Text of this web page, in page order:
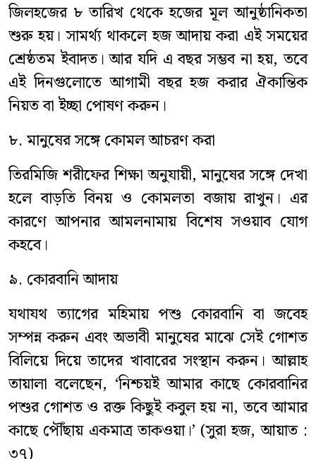
জিলহজের ৮ তারিখ থেকে হজের মূল আনুষ্ঠানিকতা
শুরু হয়। সামর্থ্য থাকলে হজ আদায় করা এই সময়ের
শ্রেষ্ঠতম ইবাদত। আর যদি এ বছর সম্ভব না হয়, তবে
এই দিনগুলোতে আগামী বছর হজ করার ঐকান্তিক
নিয়ত বা ইচ্ছা পোষণ করুন।
৮. মানুষের সঙ্গে কোমল আচরণ করা
তিরমিজি শরীফের শিক্ষা অনুযায়ী, মানুষের সঙ্গে দেখা
হলে বাড়তি বিনয় ও কোমলতা বজায় রাখুন। এর
কারণে আপনার আমলনামায় বিশেষ সওয়াব যোগ
কহবে।
৯. কোরবানি আদায়
যথাযথ ত্যাগের মহিমায় পশু কোরবানি বা জবেহ
সম্পন্ন করুন এবং অভাবী মানুষের মাঝে সেই গোশত
বিলিয়ে দিয়ে তাদের খাবারের সংস্থান করুন। আল্লাহ
তায়ালা বলেছেন, ‘নিশ্চয়ই আমার কাছে কোরবানির
পশুর গোশত ও রক্ত কিছুই কবুল হয় না, তবে আমার
কাছে পৌঁছায় একমাত্র তাকওয়া।’ (সুরা হজ, আয়াত :